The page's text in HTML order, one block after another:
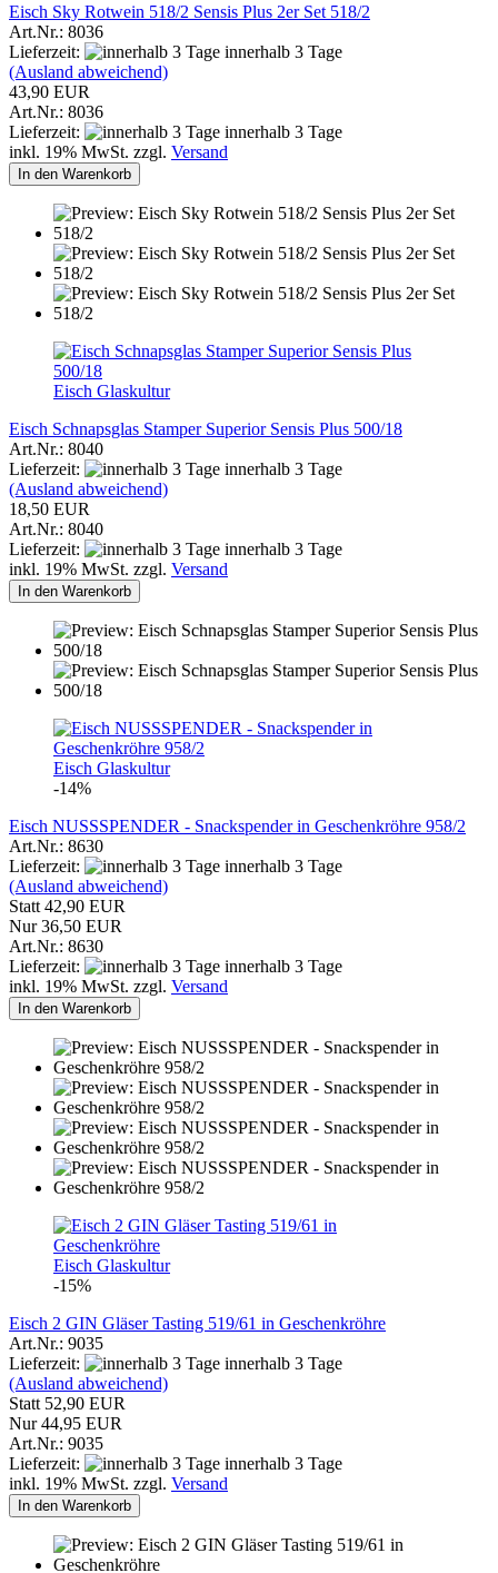
Eisch Sky Rotwein 518/2 Sensis Plus 2er Set 518/2
Art.Nr.: 8036
Lieferzeit:
innerhalb 3 Tage
(Ausland abweichend)
43,90 EUR
Art.Nr.: 8036
Lieferzeit:
innerhalb 3 Tage
inkl. 19% MwSt. zzgl. Versand
In den Warenkorb
Eisch Glaskultur
Eisch Schnapsglas Stamper Superior Sensis Plus 500/18
Art.Nr.: 8040
Lieferzeit:
innerhalb 3 Tage
(Ausland abweichend)
18,50 EUR
Art.Nr.: 8040
Lieferzeit:
innerhalb 3 Tage
inkl. 19% MwSt. zzgl. Versand
In den Warenkorb
Eisch Glaskultur
-14%
Eisch NUSSSPENDER - Snackspender in Geschenkröhre 958/2
Art.Nr.: 8630
Lieferzeit:
innerhalb 3 Tage
(Ausland abweichend)
Statt 42,90 EUR
Nur 36,50 EUR
Art.Nr.: 8630
Lieferzeit:
innerhalb 3 Tage
inkl. 19% MwSt. zzgl. Versand
In den Warenkorb
Eisch Glaskultur
-15%
Eisch 2 GIN Gläser Tasting 519/61 in Geschenkröhre
Art.Nr.: 9035
Lieferzeit:
innerhalb 3 Tage
(Ausland abweichend)
Statt 52,90 EUR
Nur 44,95 EUR
Art.Nr.: 9035
Lieferzeit:
innerhalb 3 Tage
inkl. 19% MwSt. zzgl. Versand
In den Warenkorb